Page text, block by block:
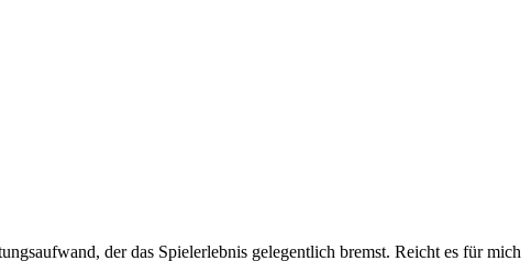
der das Spielerlebnis gelegentlich bremst. Reicht es für mich